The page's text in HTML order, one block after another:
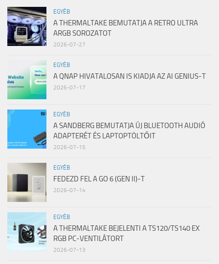
EGYÉB
A THERMALTAKE BEMUTATJA A RETRO ULTRA
ARGB SOROZATOT
2026-07-27
EGYÉB
A QNAP HIVATALOSAN IS KIADJA AZ AI GENIUS-T
2026-07-17
EGYÉB
A SANDBERG BEMUTATJA ÚJ BLUETOOTH AUDIÓ
ADAPTERÉT ÉS LAPTOPTÖLTŐIT
2026-07-15
EGYÉB
FEDEZD FEL A GO 6 (GEN II)-T
2026-07-14
EGYÉB
A THERMALTAKE BEJELENTI A TS120/TS140 EX
RGB PC-VENTILÁTORT
2026-07-13